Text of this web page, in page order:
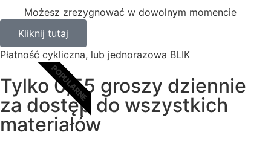
Możesz zrezygnować w dowolnym momencie
Kliknij tutaj
Płatność cykliczna, lub jednorazowa BLIK
POPULARNE
Tylko 0,55 groszy dziennie
za dostęp do wszystkich
materiałów